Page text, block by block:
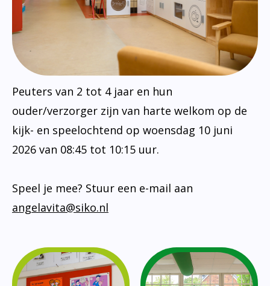
Peuters van 2 tot 4 jaar en hun
ouder/verzorger zijn van harte welkom op de
kijk- en speelochtend op woensdag 10 juni
2026 van 08:45 tot 10:15 uur.
Speel je mee? Stuur een e-mail aan
angelavita@siko.nl